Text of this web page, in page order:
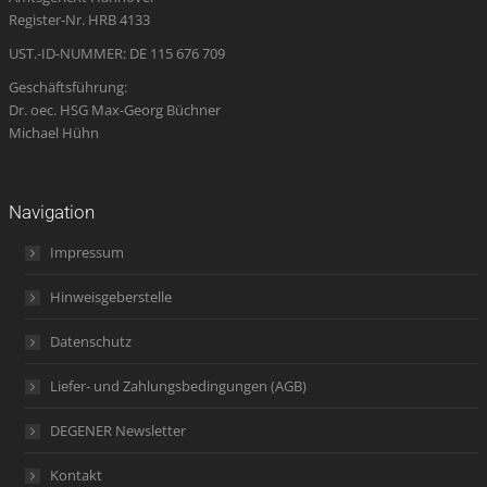
Register-Nr. HRB 4133
UST.-ID-NUMMER: DE 115 676 709
Geschäftsführung:
Dr. oec. HSG Max-Georg Büchner
Michael Hühn
Navigation
Impressum
Hinweisgeberstelle
Datenschutz
Liefer- und Zahlungsbedingungen (AGB)
DEGENER Newsletter
Kontakt